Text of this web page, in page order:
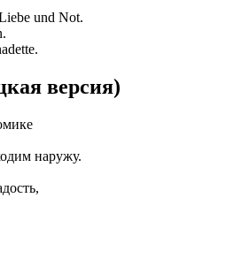
und Not.
версия)
наружу.